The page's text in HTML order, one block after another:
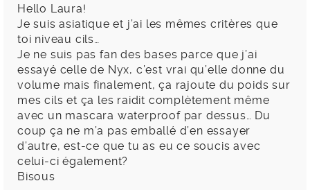
Hello Laura!
Je suis asiatique et j’ai les mêmes critères que
toi niveau cils…
Je ne suis pas fan des bases parce que j’ai
essayé celle de Nyx, c’est vrai qu’elle donne du
volume mais finalement, ça rajoute du poids sur
mes cils et ça les raidit complètement même
avec un mascara waterproof par dessus… Du
coup ça ne m’a pas emballé d’en essayer
d’autre, est-ce que tu as eu ce soucis avec
celui-ci également?
Bisous